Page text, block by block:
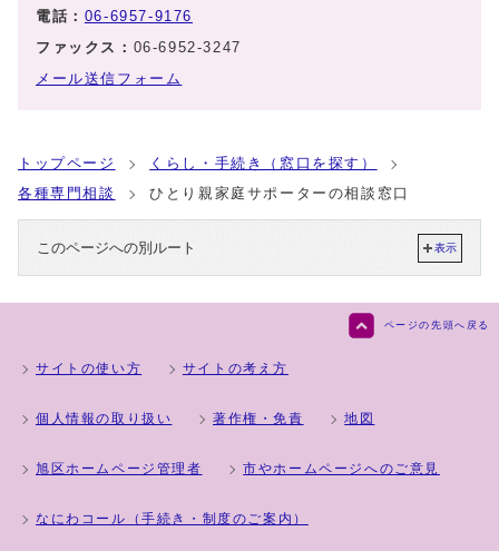
電話： 06-6957-9176
ファックス： 06-6952-3247
メール送信フォーム
トップページ
くらし・手続き（窓口を探す）
各種専門相談
ひとり親家庭サポーターの相談窓口
このページへの別ルート 表示
ページの先頭へ戻る
サイトの使い方 サイトの考え方
個人情報の取り扱い 著作権・免責 地図
旭区ホームページ管理者 市やホームページへのご意見
なにわコール（手続き・制度のご案内）